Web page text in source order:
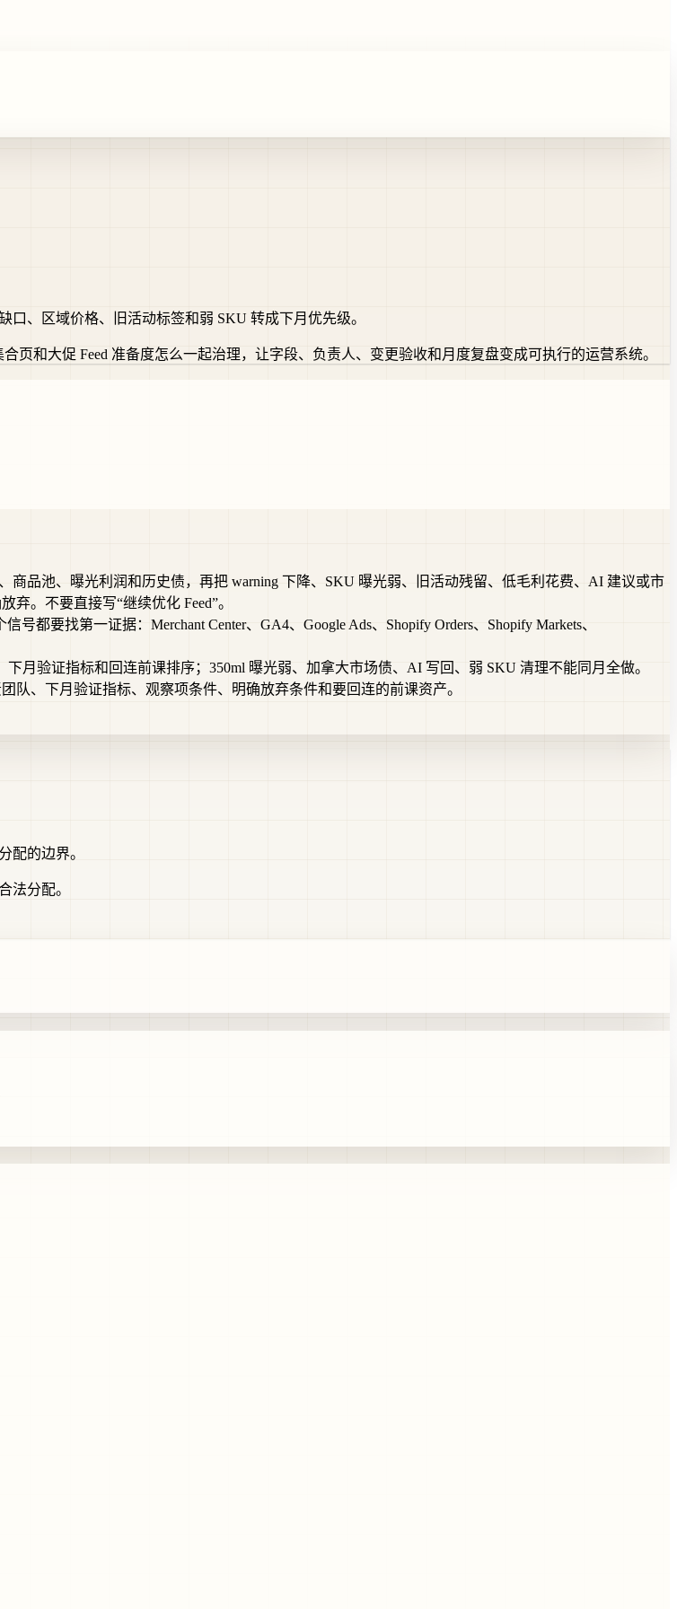
口、区域价格、旧活动标签和弱 SKU 转成下月优先级。
合页和大促 Feed 准备度怎么一起治理，让字段、负责人、变更验收和月度复盘变成可执行的运营系统。
商品池、曝光利润和历史债，再把 warning 下降、SKU 曝光弱、旧活动残留、低毛利花费、AI 建议或市
。不要直接写“继续优化 Feed”。
都要找第一证据：Merchant Center、GA4、Google Ads、Shopify Orders、Shopify Markets、
月验证指标和回连前课排序；350ml 曝光弱、加拿大市场债、AI 写回、弱 SKU 清理不能同月全做。
、下月验证指标、观察项条件、明确放弃条件和要回连的前课资产。
配的边界。
法分配。